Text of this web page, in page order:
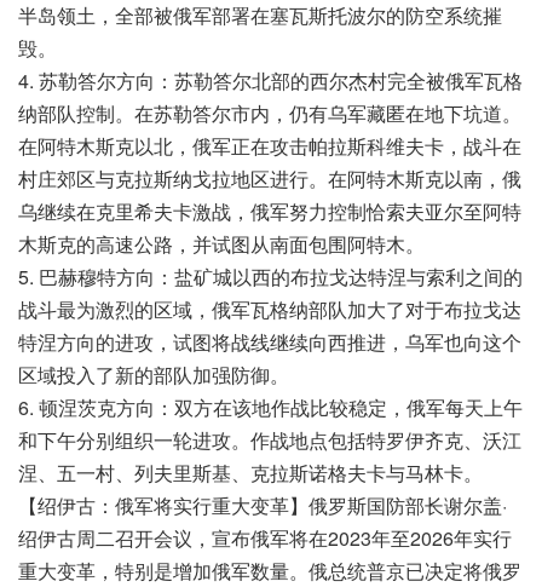
半岛领土，全部被俄军部署在塞瓦斯托波尔的防空系统摧
毁。
4. 苏勒答尔方向：苏勒答尔北部的西尔杰村完全被俄军瓦格
纳部队控制。在苏勒答尔市内，仍有乌军藏匿在地下坑道。
在阿特木斯克以北，俄军正在攻击帕拉斯科维夫卡，战斗在
村庄郊区与克拉斯纳戈拉地区进行。在阿特木斯克以南，俄
乌继续在克里希夫卡激战，俄军努力控制恰索夫亚尔至阿特
木斯克的高速公路，并试图从南面包围阿特木。
5. 巴赫穆特方向：盐矿城以西的布拉戈达特涅与索利之间的
战斗最为激烈的区域，俄军瓦格纳部队加大了对于布拉戈达
特涅方向的进攻，试图将战线继续向西推进，乌军也向这个
区域投入了新的部队加强防御。
6. 顿涅茨克方向：双方在该地作战比较稳定，俄军每天上午
和下午分别组织一轮进攻。作战地点包括特罗伊齐克、沃江
涅、五一村、列夫里斯基、克拉斯诺格夫卡与马林卡。
【绍伊古：俄军将实行重大变革】俄罗斯国防部长谢尔盖·
绍伊古周二召开会议，宣布俄军将在2023年至2026年实行
重大变革，特别是增加俄军数量。俄总统普京已决定将俄罗